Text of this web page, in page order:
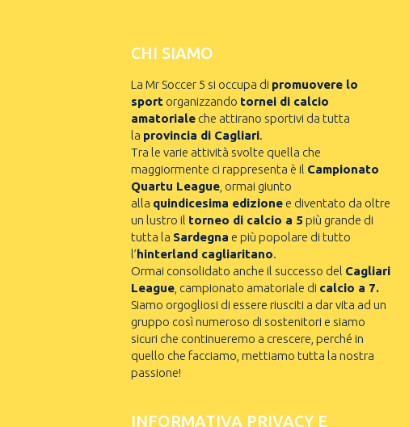
CHI SIAMO
La Mr Soccer 5 si occupa di promuovere lo
sport organizzando tornei di calcio
amatoriale che attirano sportivi da tutta
la provincia di Cagliari.
Tra le varie attività svolte quella che
maggiormente ci rappresenta è il Campionato
Quartu League , ormai giunto
alla quindicesima edizione e diventato da oltre
un lustro il torneo di calcio a 5 più grande di
tutta la Sardegna e più popolare di tutto
l’hinterland cagliaritano.
Ormai consolidato anche il successo del Cagliari
League , campionato amatoriale di calcio a 7.
Siamo orgogliosi di essere riusciti a dar vita ad un
gruppo così numeroso di sostenitori e siamo
sicuri che continueremo a crescere, perché in
quello che facciamo, mettiamo tutta la nostra
passione!
INFORMATIVA PRIVACY E